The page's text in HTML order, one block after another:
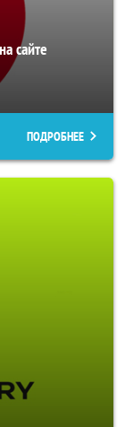
сайте
ПОДРОБНЕЕ